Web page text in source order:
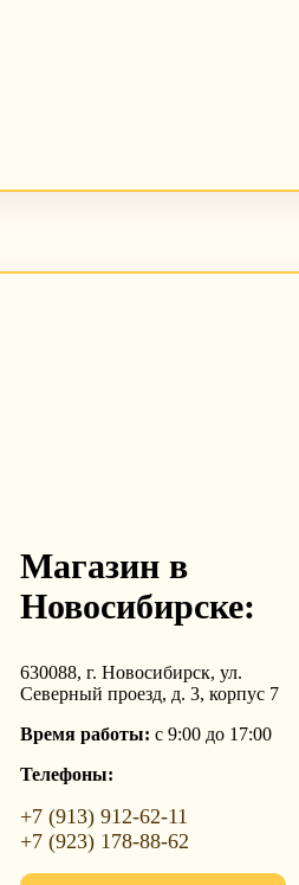
Магазин в
Новосибирске:
630088, г. Новосибирск, ул.
Северный проезд, д. 3, корпус 7
Время работы: с 9:00 до 17:00
Телефоны:
+7 (913) 912-62-11
+7 (923) 178-88-62